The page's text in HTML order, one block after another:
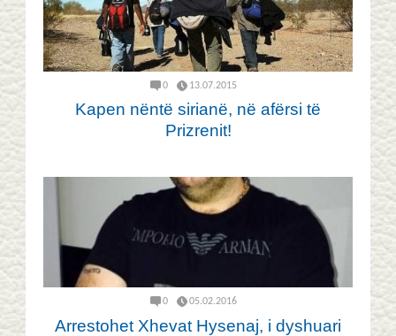
0 13.07.2015
Kapen nëntë sirianë, në afërsi të
Prizrenit!
0 05.02.2016
Arrestohet Xhevat Hysenaj, i dyshuari